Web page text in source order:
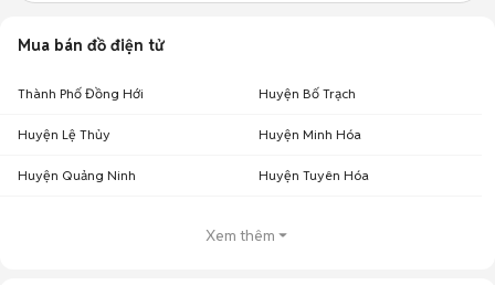
Mua bán đồ điện tử
Thành Phố Đồng Hới Huyện Bố Trạch
Huyện Lệ Thủy Huyện Minh Hóa
Huyện Quảng Ninh Huyện Tuyên Hóa
Xem thêm